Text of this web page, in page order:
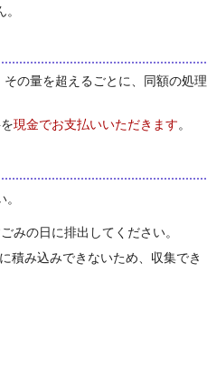
その量を超えるごとに、同額の処理
現金でお支払いいただきます。
みの日に排出してください。
積み込みできないため、収集でき